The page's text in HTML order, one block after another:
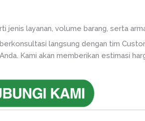
layanan, volume barang, serta
langsung dengan tim
Kami akan memberikan estimasi